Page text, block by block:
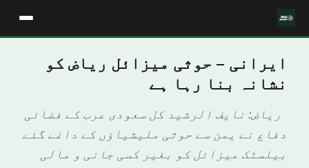
ایرانی – حوثی میزائل ریاض کو
نشانہ بنا رہا ہے
ریاض: نایف الرشید کل سعودی عرب کے فضائی
دفاع نے یمن سے حوثی ملیشیاؤں کے داغے گئے
بیلسٹک میزائل کو بغیر کسی جانی و مالی